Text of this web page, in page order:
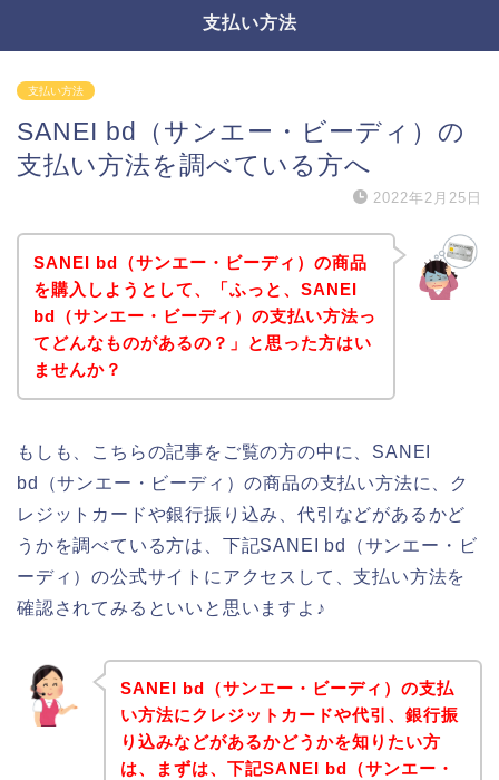
支払い方法
支払い方法
SANEI bd（サンエー・ビーディ）の
支払い方法を調べている方へ
2022年2月25日
SANEI bd（サンエー・ビーディ）の商品
を購入しようとして、「ふっと、SANEI
bd（サンエー・ビーディ）の支払い方法っ
てどんなものがあるの？」と思った方はい
ませんか？
もしも、こちらの記事をご覧の方の中に、SANEI
bd（サンエー・ビーディ）の商品の支払い方法に、ク
レジットカードや銀行振り込み、代引などがあるかど
うかを調べている方は、下記SANEI bd（サンエー・ビ
ーディ）の公式サイトにアクセスして、支払い方法を
確認されてみるといいと思いますよ♪
SANEI bd（サンエー・ビーディ）の支払
い方法にクレジットカードや代引、銀行振
り込みなどがあるかどうかを知りたい方
は、まずは、下記SANEI bd（サンエー・